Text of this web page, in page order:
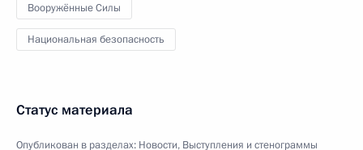
Вооружённые Силы
Национальная безопасность
Статус материала
Опубликован в разделах: Новости, Выступления и стенограммы